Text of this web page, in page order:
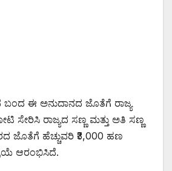
ಬಂದ ಈ ಅನುದಾನದ ಜೊತೆಗೆ ರಾಜ್ಯ
ಸೇರಿಸಿ ರಾಜ್ಯದ ಸಣ್ಣ ಮತ್ತು ಅತಿ ಸಣ್ಣ
ಜೊತೆಗೆ ಹೆಚ್ಚುವರಿ ₹3,000 ಹಣ
ಆರಂಭಿಸಿದೆ.